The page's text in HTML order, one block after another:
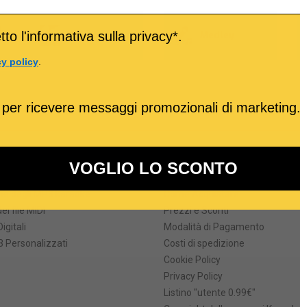
M-Live
degli MP3 karaoke
file MIDI
Personalizzati
Termini e Condizioni
Come Acquistare
Prezzi e Sconti
Modalità di Pagamento
Costi di spedizione
Cookie Policy
Privacy Policy
Listino "utente 0.99€"
l'informativa sulla privacy*.
policy
ricevere messaggi promozionali di marketing.
VOGLIO LO SCONTO